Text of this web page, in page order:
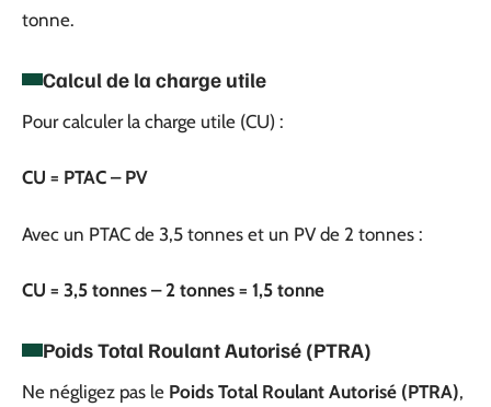
tonne.
Calcul de la charge utile
Pour calculer la charge utile (CU) :
CU = PTAC – PV
Avec un PTAC de 3,5 tonnes et un PV de 2 tonnes :
CU = 3,5 tonnes – 2 tonnes = 1,5 tonne
Poids Total Roulant Autorisé (PTRA)
Ne négligez pas le Poids Total Roulant Autorisé (PTRA),